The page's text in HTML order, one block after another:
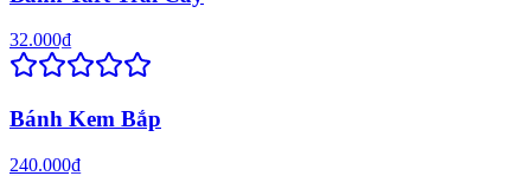
32.000₫
Bánh Kem Bắp
240.000₫